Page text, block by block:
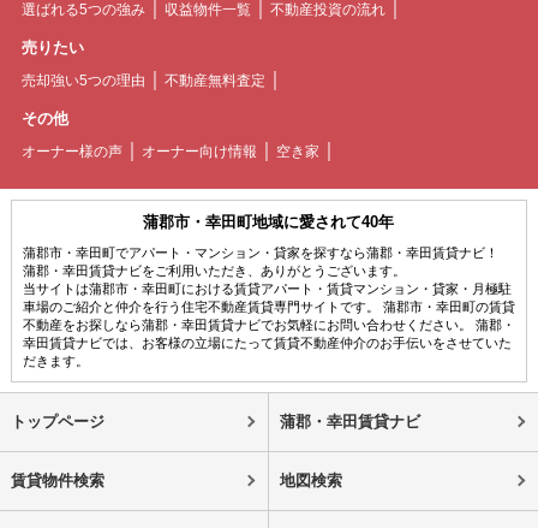
選ばれる5つの強み 収益物件一覧 不動産投資の流れ
売りたい
売却強い5つの理由 不動産無料査定
その他
オーナー様の声 オーナー向け情報 空き家
蒲郡市・幸田町地域に愛されて40年
蒲郡市・幸田町でアパート・マンション・貸家を探すなら蒲郡・幸田賃貸ナビ！
蒲郡・幸田賃貸ナビをご利用いただき、ありがとうございます。
当サイトは蒲郡市・幸田町における賃貸アパート・賃貸マンション・貸家・月極駐
車場のご紹介と仲介を行う住宅不動産賃貸専門サイトです。 蒲郡市・幸田町の賃貸
不動産をお探しなら蒲郡・幸田賃貸ナビでお気軽にお問い合わせください。 蒲郡・
幸田賃貸ナビでは、お客様の立場にたって賃貸不動産仲介のお手伝いをさせていた
だきます。
トップページ 蒲郡・幸田賃貸ナビ
賃貸物件検索 地図検索